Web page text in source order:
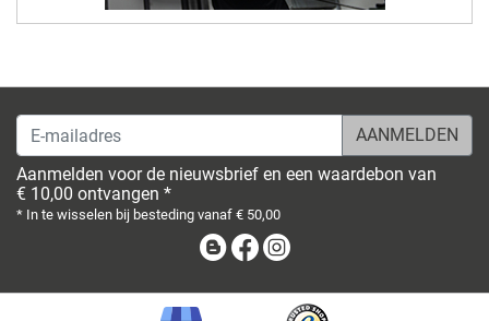
E-mailadres
Aanmelden voor de nieuwsbrief en een waardebon van
€ 10,00 ontvangen *
* In te wisselen bij besteding vanaf € 50,00
BlogFacebook